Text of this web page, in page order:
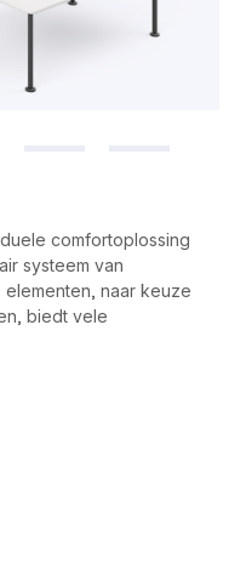
comfortoplossing
systeem van
naar keuze
biedt vele